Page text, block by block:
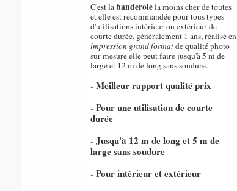
C'est labanderolela moins cher de toutes
et elle est recommandée pour tous types
d'utilisations intérieur ou extérieur de
courte durée, généralement 1 ans, réalisé en
impression grand formatde qualité photo
sur mesure elle peut faire jusqu'à 5 m de
large et 12 m de long sans soudure.
- Meilleur rapport qualité prix
- Pour une utilisation de courte
durée
- Jusqu'à 12 m de long et 5 m de
large sans soudure
- Pour intérieur et extérieur